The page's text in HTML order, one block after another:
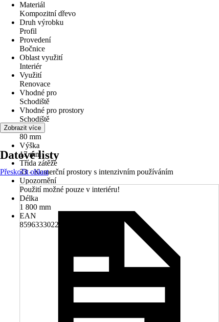
Materiál
Kompozitní dřevo
Druh výrobku
Profil
Provedení
Bočnice
Oblast využití
Interiér
Využití
Renovace
Vhodné pro
Schodiště
Vhodné pro prostory
Schodiště
Šířka
80 mm
Výška
17 mm
Třída zátěže
33 - Komerční prostory s intenzivním používáním
Upozornění
Použití možné pouze v interiéru!
Délka
1 800 mm
EAN
8596333022786
Zobrazit více
Datové listy
Přeskočit oblast